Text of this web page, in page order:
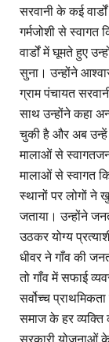
सरवानी के कई
गर्मजोशी से
वार्डों में घूमते हुए
सुना। उन्होंने
ग्राम पंचायत
साथ उन्होंने कहा
चुकी है और अब उन्हें
मालाओं से
मालाओं से स्वागत
स्थानों पर लोगों
जताया। उन्होंने
उठकर योग्य
धीवर ने गाँव की
तो गाँव में सफाई
सर्वोच्च
समाज के हर व्यक्ति